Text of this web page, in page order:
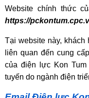
Website chính thức
https://
Tại website này, khách
liên quan đến cung
của điện lực Kon
tuyến do ngành điện